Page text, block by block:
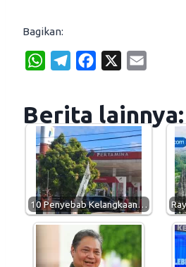
Bagikan:
W
t
s
A
p
p
e
g
r
a
m
e
b
o
o
k
i
Berita lainnya:
10 Penyebab Kelangkaan…